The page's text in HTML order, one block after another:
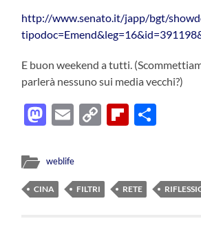
http://www.senato.it/japp/bgt/
E buon weekend a tutti.
parlerà nessuno sui media vecchi?)
Mastodon
EmailCopy
weblife
CINA FILTRI RETE